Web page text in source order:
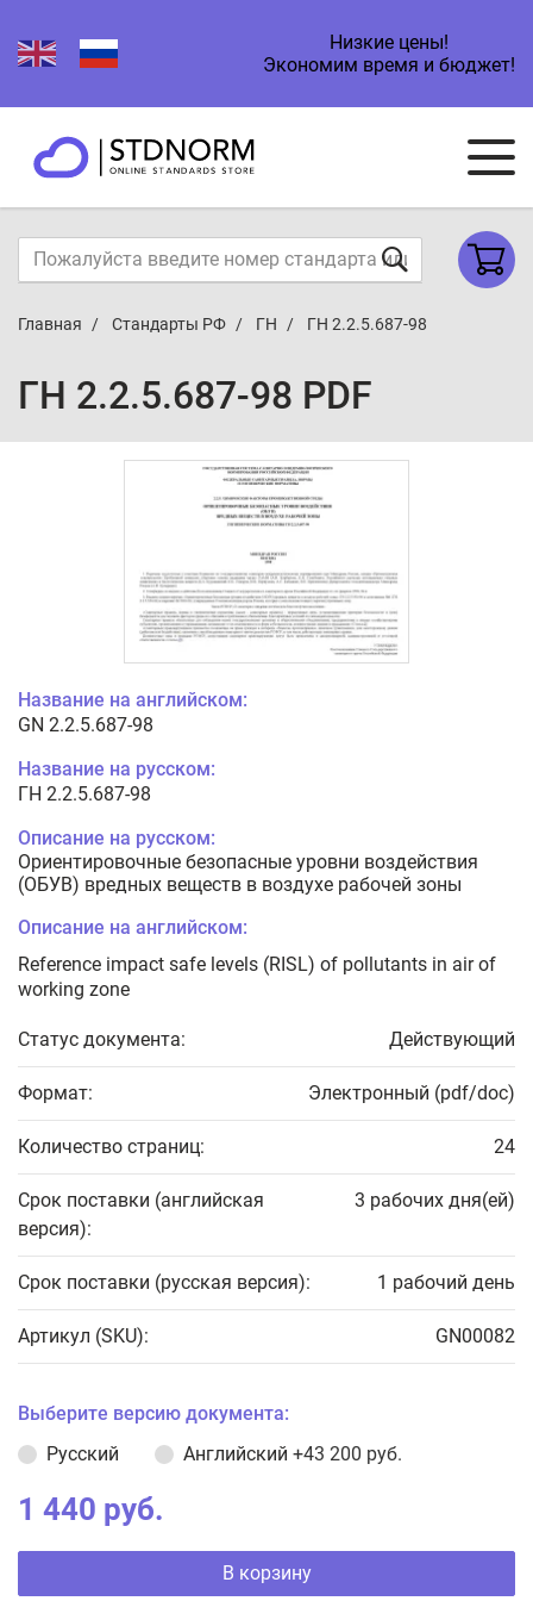
Низкие цены!
Экономим время и бюджет!
Главная Стандарты РФ ГН ГН 2.2.5.687-98
ГН 2.2.5.687-98 PDF
Название на английском:
GN 2.2.5.687-98
Название на русском:
ГН 2.2.5.687-98
Описание на русском:
Ориентировочные безопасные уровни воздействия
(ОБУВ) вредных веществ в воздухе рабочей зоны
Описание на английском:
Reference impact safe levels (RISL) of pollutants in air of
working zone
Статус документа: Действующий
Формат: Электронный (pdf/doc)
Количество страниц: 24
Срок поставки (английская
версия):
3 рабочих дня(ей)
Срок поставки (русская версия): 1 рабочий день
Артикул (SKU): GN00082
Выберите версию документа:
Русский
Английский +43 200 руб.
1 440 руб.
В корзину